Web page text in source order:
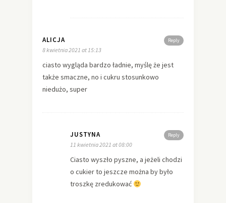
Reply
ALICJA
8 kwietnia 2021 at 15:13
ciasto wygląda bardzo ładnie, myślę że jest
także smaczne, no i cukru stosunkowo
niedużo, super
Reply
JUSTYNA
11 kwietnia 2021 at 08:00
Ciasto wyszło pyszne, a jeżeli chodzi
o cukier to jeszcze można by było
troszkę zredukować